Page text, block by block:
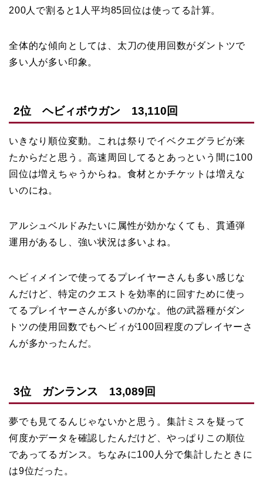
200人で割ると1人平均85回位は使ってる計算。
全体的な傾向としては、太刀の使用回数がダントツで
多い人が多い印象。
2位 ヘビィボウガン 13,110回
いきなり順位変動。これは祭りでイベクエグラビが来
たからだと思う。高速周回してるとあっという間に100
回位は増えちゃうからね。食材とかチケットは増えな
いのにね。
アルシュベルドみたいに属性が効かなくても、貫通弾
運用があるし、強い状況は多いよね。
ヘビィメインで使ってるプレイヤーさんも多い感じな
んだけど、特定のクエストを効率的に回すために使っ
てるプレイヤーさんが多いのかな。他の武器種がダン
トツの使用回数でもヘビィが100回程度のプレイヤーさ
んが多かったんだ。
3位 ガンランス 13,089回
夢でも見てるんじゃないかと思う。集計ミスを疑って
何度かデータを確認したんだけど、やっぱりこの順位
であってるガンス。ちなみに100人分で集計したときに
は9位だった。